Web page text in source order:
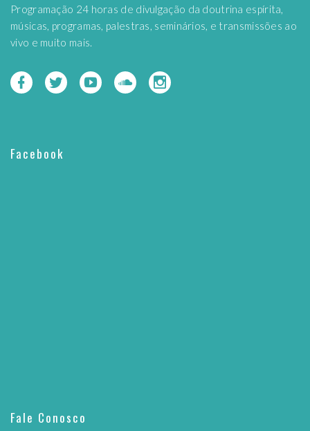
Programação 24 horas de divulgação da doutrina espírita,
músicas, programas, palestras, seminários, e transmissões ao
vivo e muito mais.
Facebook
Fale Conosco